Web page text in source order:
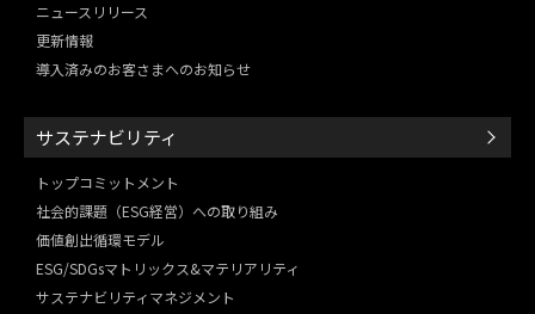
ニュースリリース
更新情報
導入済みのお客さまへのお知らせ
サステナビリティ
トップコミットメント
社会的課題（ESG経営） への取り組み
価値創出循環モデル
ESG/SDGsマトリックス&マテリアリティ
サステナビリティマネジメント